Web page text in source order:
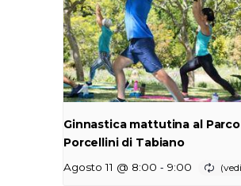
Ginnastica mattutina al Parco
Porcellini di Tabiano
Agosto 11 @ 8:00 - 9:00